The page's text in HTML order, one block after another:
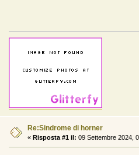
Re:Sindrome di horner
« Risposta #1 il: 09 Settembre 2024,